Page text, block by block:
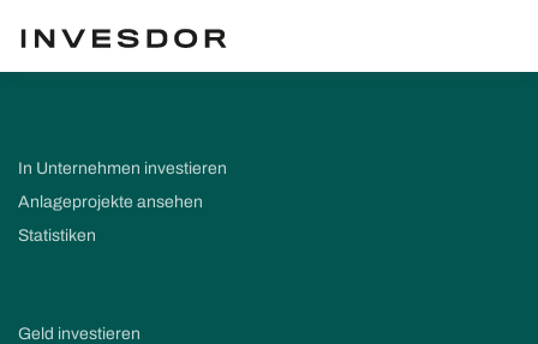
In Unternehmen investieren
Anlageprojekte ansehen
Statistiken
Geld investieren